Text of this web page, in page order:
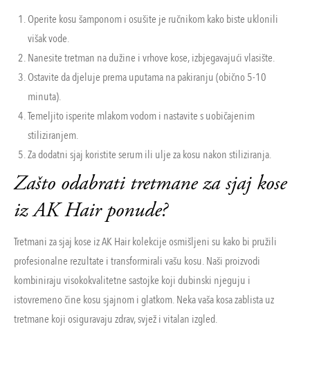
Operite kosu šamponom i osušite je ručnikom kako biste uklonili
višak vode.
Nanesite tretman na dužine i vrhove kose, izbjegavajući vlasište.
Ostavite da djeluje prema uputama na pakiranju (obično 5-10
minuta).
Temeljito isperite mlakom vodom i nastavite s uobičajenim
stiliziranjem.
Za dodatni sjaj koristite serum ili ulje za kosu nakon stiliziranja.
Zašto odabrati tretmane za sjaj kose
iz AK Hair ponude?
Tretmani za sjaj kose iz AK Hair kolekcije osmišljeni su kako bi pružili
profesionalne rezultate i transformirali vašu kosu. Naši proizvodi
kombiniraju visokokvalitetne sastojke koji dubinski njeguju i
istovremeno čine kosu sjajnom i glatkom. Neka vaša kosa zablista uz
tretmane koji osiguravaju zdrav, svjež i vitalan izgled.